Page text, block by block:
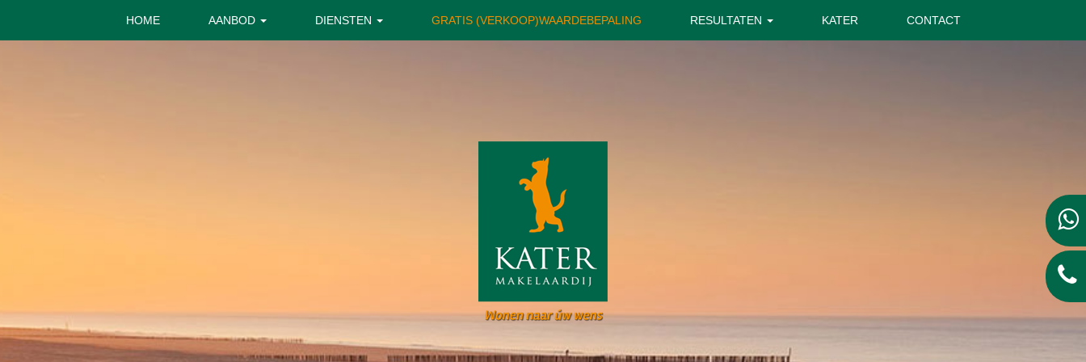
HOME AANBOD DIENSTEN GRATIS (VERKOOP)WAARDEBEPALING RESULTATEN KATER CONTACT